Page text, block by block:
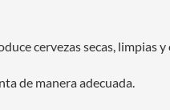
cervezas secas, limpias y
de manera adecuada.